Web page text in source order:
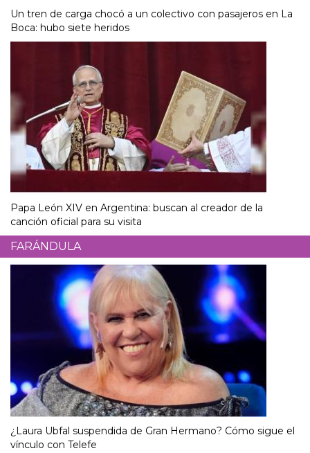
Un tren de carga chocó a un colectivo con pasajeros en La
Boca: hubo siete heridos
Papa León XIV en Argentina: buscan al creador de la
canción oficial para su visita
FARÁNDULA
¿Laura Ubfal suspendida de Gran Hermano? Cómo sigue el
vínculo con Telefe